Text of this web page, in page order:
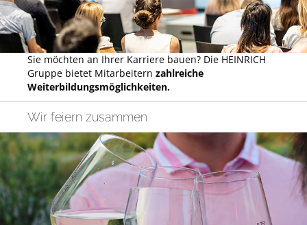
Sie möchten an Ihrer Karriere bauen? Die HEINRICH
Gruppe bietet Mitarbeitern zahlreiche
Weiterbildungsmöglichkeiten.
Wir feiern zusammen